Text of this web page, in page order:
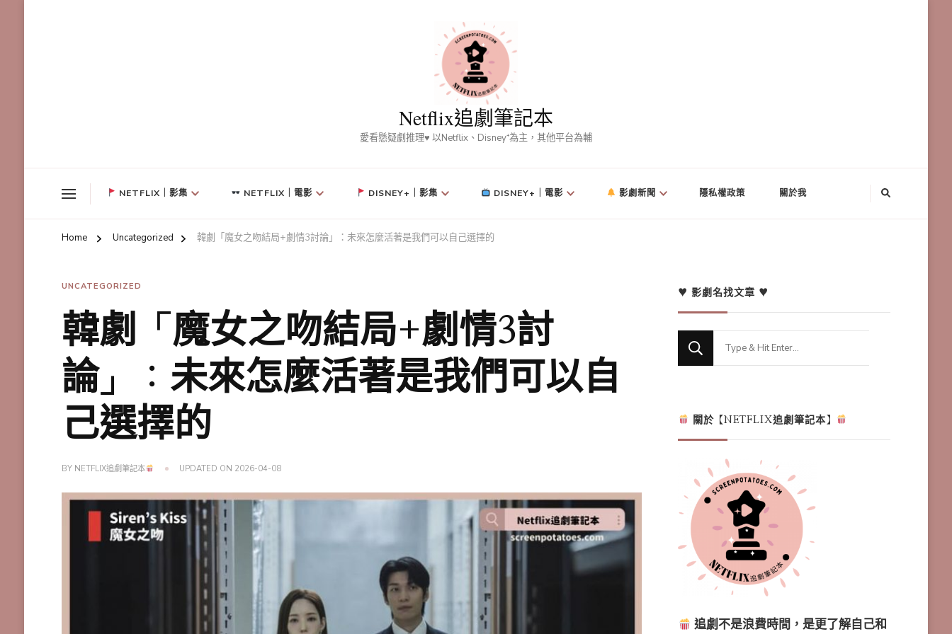
Netflix追劇筆記本
愛看懸疑劇推理♥ 以Netflix、Disney⁺為主，其他平台為輔
NETFLIX｜影集 NETFLIX｜電影 DISNEY+｜影集 DISNEY+｜電影 影劇新聞 隱私權政策 關於我
Home Uncategorized 韓劇「魔女之吻結局+劇情3討論」：未來怎麼活著是我們可以自己選擇的
UNCATEGORIZED
韓劇「魔女之吻結局+劇情3討
論」：未來怎麼活著是我們可以自
己選擇的
BY NETFLIX追劇筆記本 UPDATED ON 2026-04-08
♥ 影劇名找文章 ♥
Looking
關於【NETFLIX追劇筆記本】
追劇不是浪費時間，是更了解自己和